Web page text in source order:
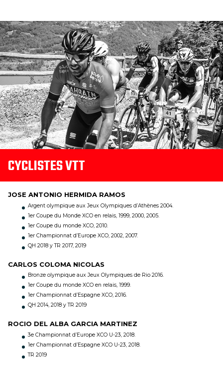
CYCLISTES VTT
JOSE ANTONIO HERMIDA RAMOS
Argent olympique aux Jeux Olympiques d’Athènes 2004.
1er Coupe du Monde XCO en relais, 1999, 2000, 2005.
1er Coupe du monde XCO, 2010.
1er Championnat d’Europe XCO, 2002, 2007.
QH 2018 y TR 2017, 2019
CARLOS COLOMA NICOLAS
Bronze olympique aux Jeux Olympiques de Rio 2016.
1er Coupe du monde XCO en relais, 1999.
1er Championnat d’Espagne XCO, 2016.
QH 2014, 2018 y TR 2019
ROCIO DEL ALBA GARCIA MARTINEZ
3e Championnat d’Europe XCO U-23, 2018.
1er Championnat d’Espagne XCO U-23, 2018.
TR 2019